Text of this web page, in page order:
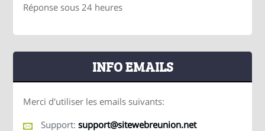
Réponse sous 24 heures
INFO EMAILS
Merci d'utiliser les emails suivants:
Support: support@sitewebreunion.net